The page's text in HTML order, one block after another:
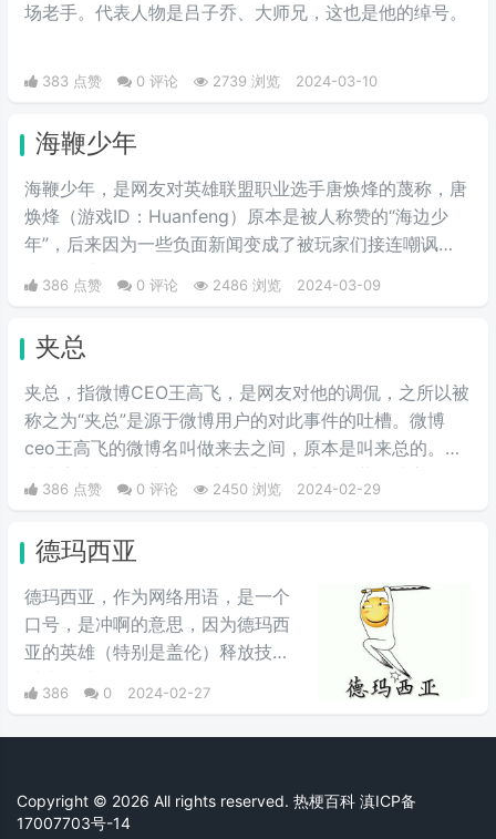
场老手。代表人物是吕子乔、大师兄，这也是他的绰号。
383 点赞 0 评论 2739 浏览 2024-03-10
海鞭少年
海鞭少年，是网友对英雄联盟职业选手唐焕烽的蔑称，唐
焕烽（游戏ID：Huanfeng）原本是被人称赞的“海边少
年”，后来因为一些负面新闻变成了被玩家们接连嘲讽
386 点赞 0 评论 2486 浏览 2024-03-09
夹总
夹总，指微博CEO王高飞，是网友对他的调侃，之所以被
称之为“夹总”是源于微博用户的对此事件的吐槽。微博
ceo王高飞的微博名叫做来去之间，原本是叫来总的。因
为称为“夹”，所以来去之间喜提夹总这一称号。
386 点赞 0 评论 2450 浏览 2024-02-29
德玛西亚
德玛西亚，作为网络用语，是一个
口号，是冲啊的意思，因为德玛西
亚的英雄（特别是盖伦）释放技能
西亚，意为“冲锋”，情绪自然是强
活中用来表示激动、勇敢前进、誓
死守护心爱之物、犯我者虽远必诛
386 0 2024-02-27
Copyright © 2026 All rights reserved. 热梗百科 滇ICP备
17007703号-14